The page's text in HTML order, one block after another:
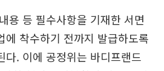
용 등 필수사항을 기재한 서면
에 착수하기 전까지 발급하도록
다. 이에 공정위는 바디프랜드